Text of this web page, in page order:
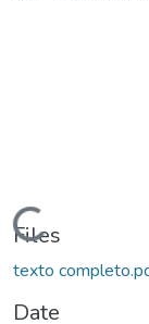
Files
texto
Date